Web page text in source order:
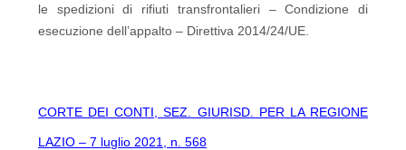
le spedizioni di rifiuti transfrontalieri – Condizione di
esecuzione dell’appalto – Direttiva 2014/24/UE.
CORTE DEI CONTI, SEZ. GIURISD. PER LA REGIONE
LAZIO – 7 luglio 2021, n. 568